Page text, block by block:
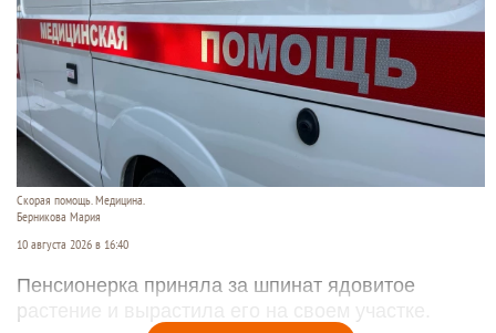
Скорая помощь. Медицина.
Берникова Мария
10 августа 2026 в 16:40
Пенсионерка приняла за шпинат ядовитое
растение и вырастила его на своем участке.